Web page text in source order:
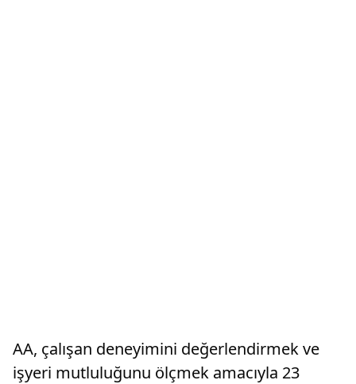
AA, çalışan deneyimini değerlendirmek ve
işyeri mutluluğunu ölçmek amacıyla 23